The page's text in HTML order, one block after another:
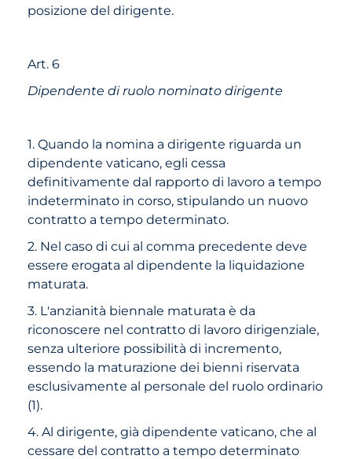
posizione del dirigente.
Art. 6
Dipendente di ruolo nominato dirigente
1. Quando la nomina a dirigente riguarda un
dipendente vaticano, egli cessa
definitivamente dal rapporto di lavoro a tempo
indeterminato in corso, stipulando un nuovo
contratto a tempo determinato.
2. Nel caso di cui al comma precedente deve
essere erogata al dipendente la liquidazione
maturata.
3. L'anzianità biennale maturata è da
riconoscere nel contratto di lavoro dirigenziale,
senza ulteriore possibilità di incremento,
essendo la maturazione dei bienni riservata
esclusivamente al personale del ruolo ordinario
(1).
4. Al dirigente, già dipendente vaticano, che al
cessare del contratto a tempo determinato